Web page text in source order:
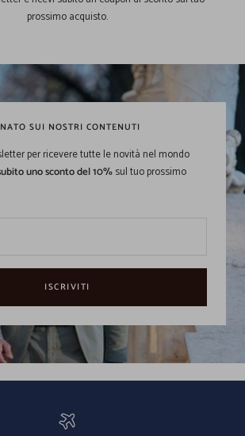
prossimo acquisto.
SUI NOSTRI CONTENUTI
per ricevere tutte le novità nel mondo
uno sconto del 10%sul tuo prossimo
ISCRIVITI